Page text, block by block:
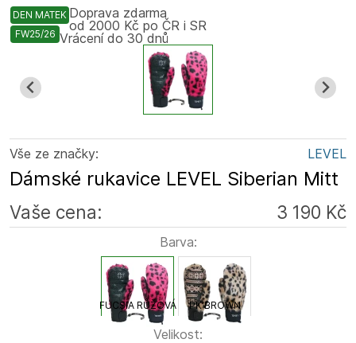
DEN MATEK
FW25/26
Vše ze značky: LEVEL
Dámské rukavice LEVEL Siberian Mitt
Vaše cena: 3 190 Kč
Barva:
FUCSIA RŮŽOVÁ PK BROWN
Velikost:
Doprava zdarma
od 2000 Kč po ČR i SR
Vrácení do 30 dnů